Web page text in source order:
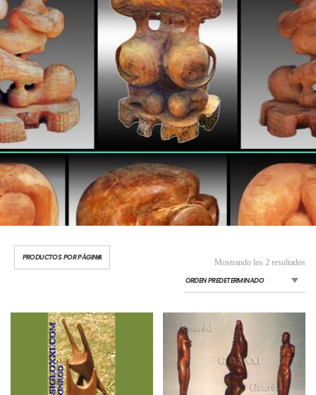
Mostrando los 2 resultados